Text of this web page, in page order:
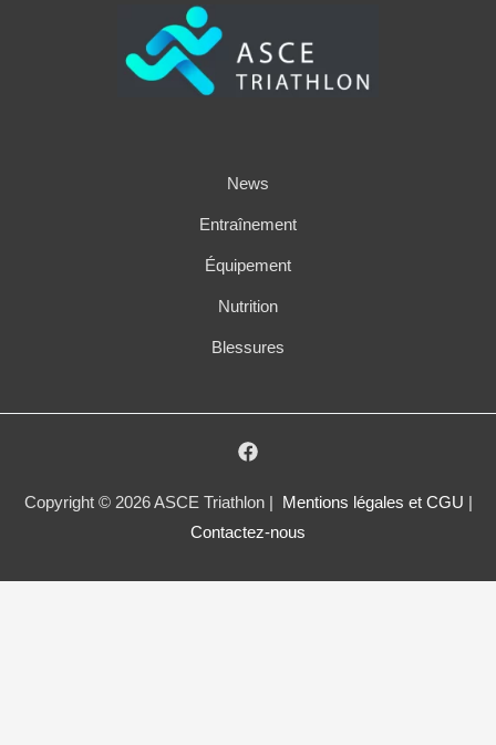
News
Entraînement
Équipement
Nutrition
Blessures
Copyright © 2026 ASCE Triathlon | Mentions légales et CGU
Contactez-nous